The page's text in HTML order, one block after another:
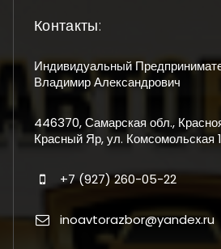
Контакты:
Индивидуальный
Владимир Александрович
446370, Самарская обл.,
Красный Яр, ул. Комсомольская
+7 (927) 260-05-22
inoavtorazbor@yandex.ru